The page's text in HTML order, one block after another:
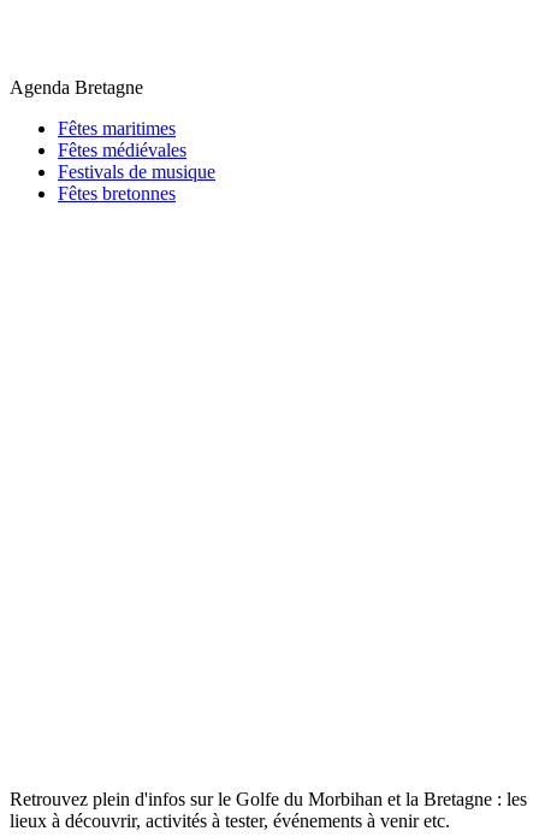
Agenda Bretagne
Fêtes maritimes
Fêtes médiévales
Festivals de musique
Fêtes bretonnes
Retrouvez plein d'infos sur le Golfe du Morbihan et la Bretagne : les
lieux à découvrir, activités à tester, événements à venir etc.